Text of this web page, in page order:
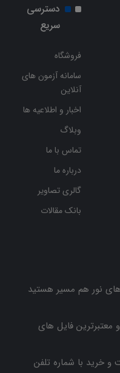
دسترسی
سریع
فروشگاه
سامانه آزمون های
آنلاین
اخبار و اطلاعیه ها
وبلاگ
تماس با ما
درباره ما
گالری تصاویر
بانک مقالات
نور هم مسیر هستید
معتبرترین فایل های
با شماره تلفن